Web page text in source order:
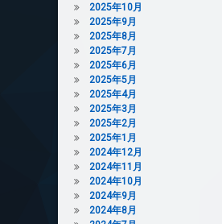
2025年10月
2025年9月
2025年8月
2025年7月
2025年6月
2025年5月
2025年4月
2025年3月
2025年2月
2025年1月
2024年12月
2024年11月
2024年10月
2024年9月
2024年8月